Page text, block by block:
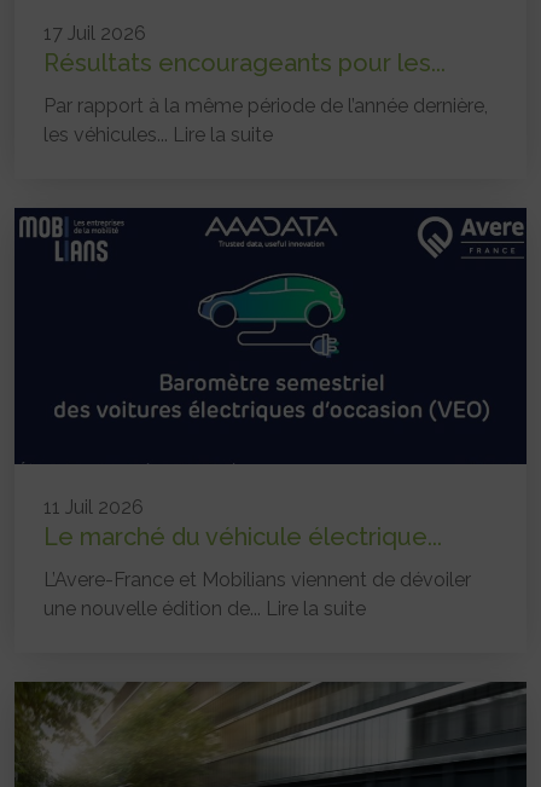
17 Juil 2026
Résultats encourageants pour les...
Par rapport à la même période de l’année dernière,
les véhicules... Lire la suite
11 Juil 2026
Le marché du véhicule électrique...
L’Avere-France et Mobilians viennent de dévoiler
une nouvelle édition de... Lire la suite